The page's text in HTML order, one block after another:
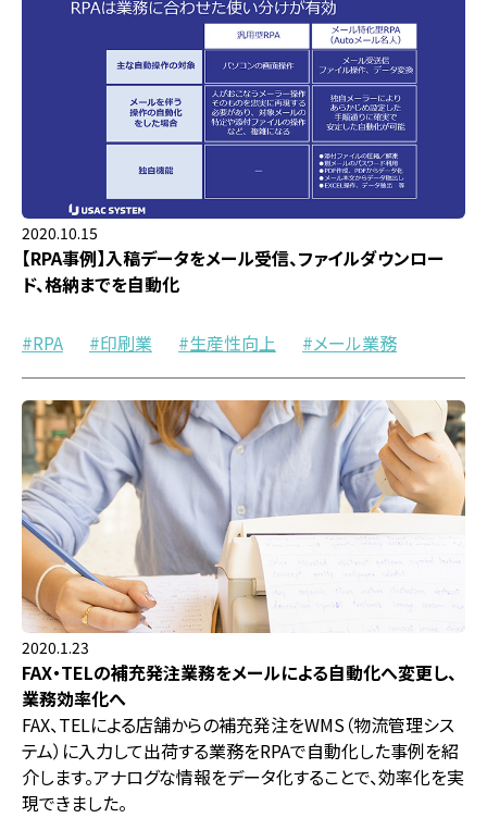
2020.10.15
【RPA事例】入稿データをメール受信、ファイルダウンロー
ド、格納までを自動化
RPA 印刷業 生産性向上 メール業務
2020.1.23
FAX・TELの補充発注業務をメールによる自動化へ変更し、
業務効率化へ
FAX、TELによる店舗からの補充発注をWMS（物流管理シス
テム）に入力して出荷する業務をRPAで自動化した事例を紹
介します。アナログな情報をデータ化することで、効率化を実
現できました。